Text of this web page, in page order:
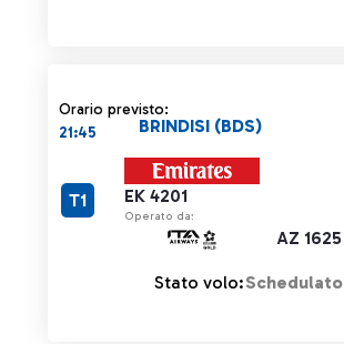
Orario previsto:
21:45
EK 4201
Operato da:
AZ 1625
BRINDISI (BDS)
T1
Stato volo:Schedulato